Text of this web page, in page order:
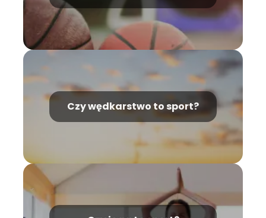
Czy wędkarstwo to sport?